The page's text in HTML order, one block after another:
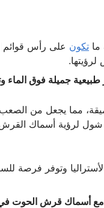
ما تكون على رأس قوائم
طبيعية جميلة فوق
مما يجعل من الصعب
لرؤية أسماك القرش
لأستراليا وتوفر
قرش الحوت في